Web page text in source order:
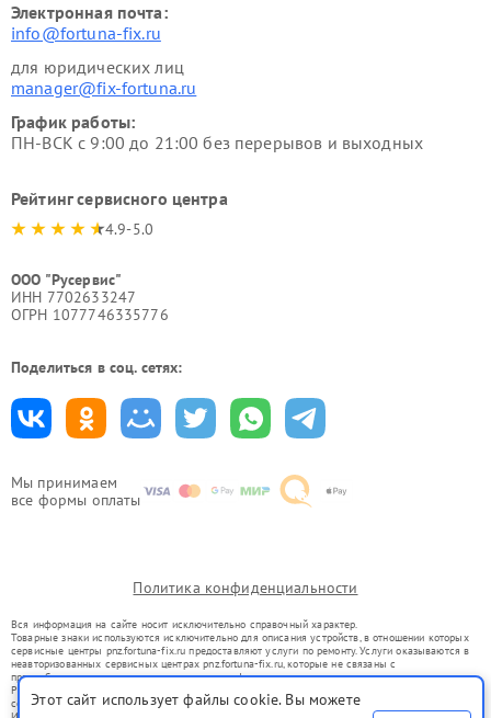
Мы принимаем
все формы оплаты
Электронная почта:
info@fortuna-fix.ru
для юридических лиц
manager@fix-fortuna.ru
График работы:
ПН-ВСК с 9:00 до 21:00 без перерывов и выходных
Рейтинг сервисного центра
4.9-5.0
ООО "Русервис"
ИНН 7702633247
ОГРН 1077746335776
Поделиться в соц. сетях:
Политика конфиденциальности
Вся информация на сайте носит исключительно справочный характер.
Товарные знаки используются исключительно для описания устройств, в отношении которых
сервисные центры pnz.fortuna-fix.ru предоставляют услуги по ремонту. Услуги оказываются в
неавторизованных сервисных центрах pnz.fortuna-fix.ru, которые не связаны с
правообладателями товарных знаков или их официальными представителями.
Ремонт осуществляется для устройств, уже введенных в гражданский оборот в соответствии
со статьей 1487 ГК РФ.
Этот сайт использует файлы cookie. Вы можете